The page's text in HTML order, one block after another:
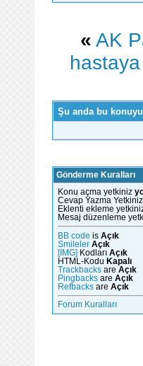
« AK
Şu anda bu
Gönderme Kuralları
Konu açma yetkiniz
Cevap Yazma Yetkiniz
Eklenti ekleme
Mesaj düzenleme
BB code is Açık
Smileler Açık
[IMG] Kodları Açık
HTML-Kodu Kapalı
Trackbacks are Açık
Pingbacks are Açık
Refbacks are Açık
Forum Kuralları